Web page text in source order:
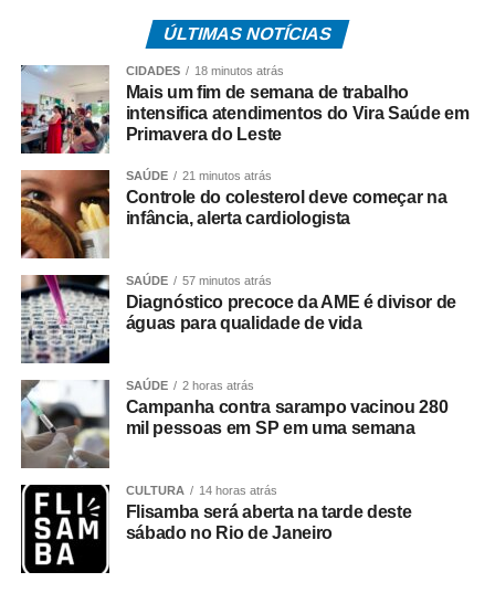
Autora:Rosangela Cabral Rosa Lazarin*
Consultora em Políticas, Planejamento e Gestão de
Turismo
Introdução
A região Oeste de Mato Grosso — compreendendo
ÚLTIMAS NOTÍCIAS
CIDADES 18 minutos atrás
Mais um fim de semana de trabalho
intensifica atendimentos do Vira Saúde em
Primavera do Leste
SAÚDE 21 minutos atrás
Controle do colesterol deve começar na
infância, alerta cardiologista
SAÚDE 57 minutos atrás
Diagnóstico precoce da AME é divisor de
águas para qualidade de vida
SAÚDE 2 horas atrás
Campanha contra sarampo vacinou 280
mil pessoas em SP em uma semana
CULTURA 14 horas atrás
Flisamba será aberta na tarde deste
sábado no Rio de Janeiro